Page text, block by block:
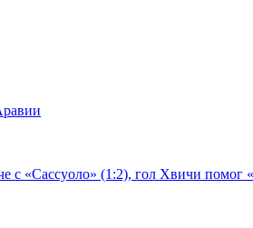
с «Сассуоло» (1:2), гол Хвичи помог